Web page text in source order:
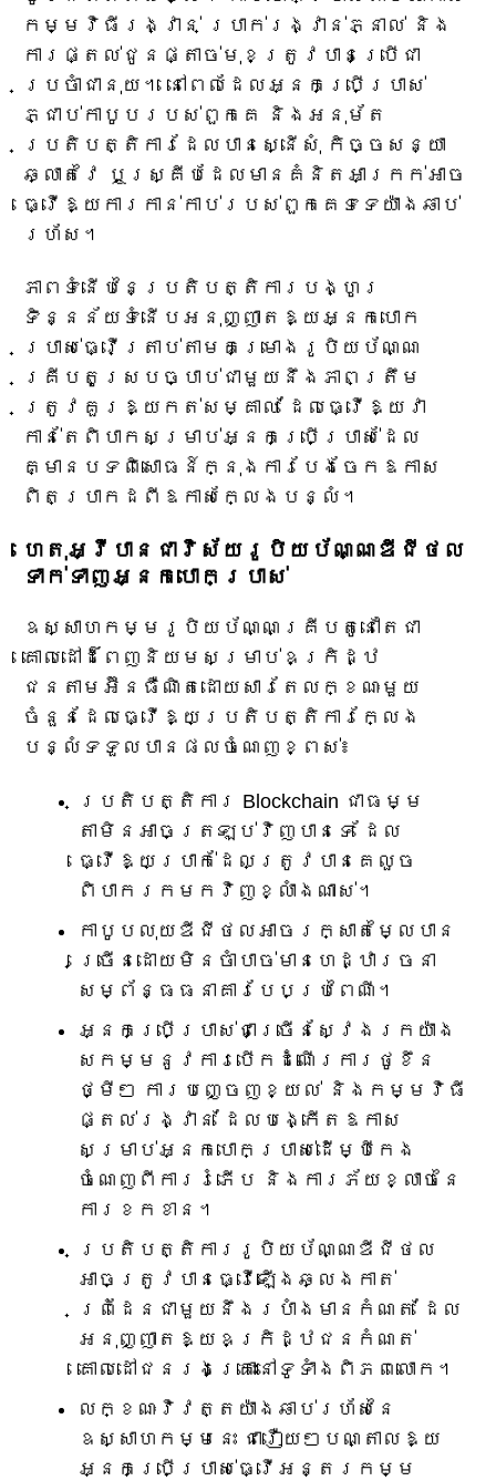
កម្មវិធីរង្វាន់ ប្រាក់រង្វាន់ភ្នាល់ និង
ការផ្តល់ជូនផ្តាច់មុខត្រូវបានប្រើជា
ប្រចាំជានុយ។ នៅពេលដែលអ្នកប្រើប្រាស់
ភ្ជាប់កាបូបរបស់ពួកគេ និងអនុម័ត
ប្រតិបត្តិការដែលបានស្នើសុំ កិច្ចសន្យា
ឆ្លាតវៃ ឬស្គ្រីបដែលមានគំនិតអាក្រក់អាច
ធ្វើឱ្យការកាន់កាប់របស់ពួកគេទទេយ៉ាងឆាប់
រហ័ស។
ភាពទំនើបនៃប្រតិបត្តិការបង្ហូរ
ទិន្នន័យទំនើបអនុញ្ញាតឱ្យអ្នកបោក
ប្រាស់ធ្វើត្រាប់តាមគម្រោងរូបិយប័ណ្ណ
គ្រីបតូស្របច្បាប់ជាមួយនឹងភាពត្រឹម
ត្រូវគួរឱ្យកត់សម្គាល់ ដែលធ្វើឱ្យវា
កាន់តែពិបាកសម្រាប់អ្នកប្រើប្រាស់ដែល
គ្មានបទពិសោធន៍ក្នុងការបែងចែកឱកាស
ពិតប្រាកដពីឱកាសក្លែងបន្លំ។
ហេតុអ្វីបានជាវិស័យរូបិយប័ណ្ណឌីជីថល
ទាក់ទាញអ្នកបោកប្រាស់
ឧស្សាហកម្មរូបិយប័ណ្ណគ្រីបតូនៅតែជា
គោលដៅដ៏ពេញនិយមសម្រាប់ឧក្រិដ្ឋ
ជនតាមអ៊ីនធឺណិតដោយសារតែលក្ខណៈមួយ
ចំនួនដែលធ្វើឱ្យប្រតិបត្តិការក្លែង
បន្លំទទួលបានផលចំណេញខ្ពស់៖
ប្រតិបត្តិការ Blockchain ជាធម្ម
តាមិនអាចត្រឡប់វិញបានទេ ដែល
ធ្វើឱ្យប្រាក់ដែលត្រូវបានគេលួច
ពិបាករកមកវិញខ្លាំងណាស់។
កាបូបលុយឌីជីថលអាចរក្សាតម្លៃបាន
ច្រើនដោយមិនចាំបាច់មានហេដ្ឋារចនា
សម្ព័ន្ធធនាគារបែបប្រពៃណី។
អ្នកប្រើប្រាស់ជាច្រើនស្វែងរកយ៉ាង
សកម្មនូវការបើកដំណើរការថូខឹន
ថ្មីៗ ការបញ្ចេញខ្យល់ និងកម្មវិធី
ផ្តល់រង្វាន់ ដែលបង្កើតឱកាស
សម្រាប់អ្នកបោកប្រាស់ដើម្បីកេង
ចំណេញពីការរំភើប និងការភ័យខ្លាចនៃ
ការខកខាន។
ប្រតិបត្តិការរូបិយប័ណ្ណឌីជីថល
អាចត្រូវបានធ្វើឡើងឆ្លងកាត់
ព្រំដែនជាមួយនឹងរបាំងមានកំណត់ ដែល
អនុញ្ញាតឱ្យឧក្រិដ្ឋជនកំណត់
គោលដៅជនរងគ្រោះនៅទូទាំងពិភពលោក។
លក្ខណៈវិវត្តយ៉ាងឆាប់រហ័សនៃ
ឧស្សាហកម្មនេះ ជារឿយៗបណ្តាលឱ្យ
អ្នកប្រើប្រាស់ធ្វើអន្តរកម្ម